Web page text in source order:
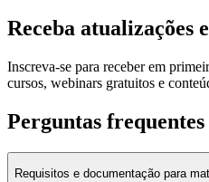
Receba atualizações
Inscreva-se para receber em
cursos, webinars gratuitos e
Perguntas frequentes
Requisitos e documentação para